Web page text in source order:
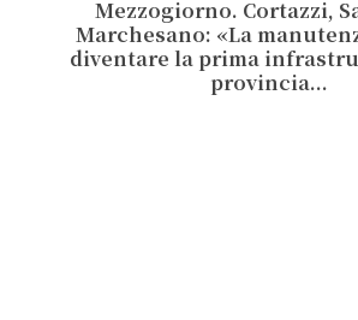
Mezzogiorno. Cortazzi,
Marchesano: «La
diventare la prima
provincia...